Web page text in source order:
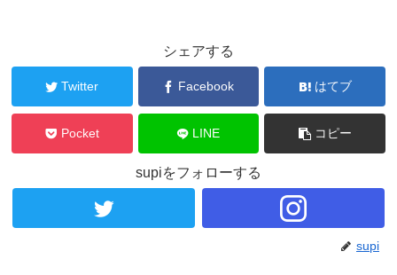
シェアする
Twitter Facebook はてブ
Pocket LINE コピー
supiをフォローする
supi